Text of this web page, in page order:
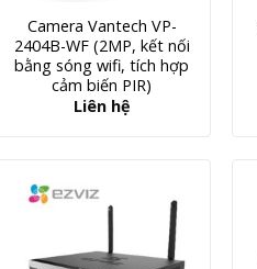
Camera Vantech VP-
2404B-WF (2MP, kết nối
bằng sóng wifi, tích hợp
cảm biến PIR)
Liên hệ